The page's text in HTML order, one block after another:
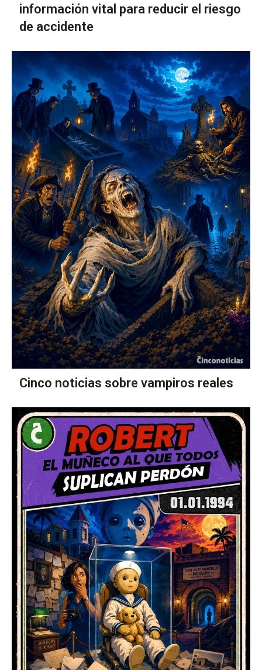
información vital para reducir el riesgo
de accidente
Cinco noticias sobre vampiros reales